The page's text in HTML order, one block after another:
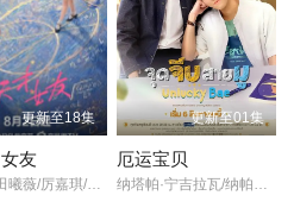
更新至18集
友
胡一天/田曦薇/厉嘉琪/夏浩然/邬家楷/赖伟明/李佑川/安沺/孙梦秋/
更新至01集
厄运宝贝